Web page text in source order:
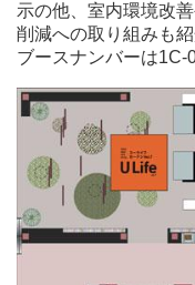
示の他、室内環境改
削減への取り組みも紹
ブースナンバーは1C-